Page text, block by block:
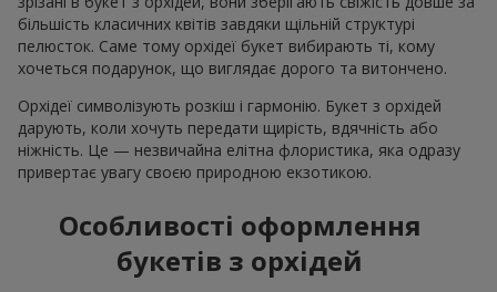
більшість класичних квітів завдяки щільній структурі
пелюсток. Саме тому орхідеї букет вибирають ті, кому
хочеться подарунок, що виглядає дорого та витончено.
Орхідеї символізують розкіш і гармонію. Букет з орхідей
дарують, коли хочуть передати щирість, вдячність або
ніжність. Це — незвичайна елітна флористика, яка одразу
привертає увагу своєю природною екзотикою.
Особливості оформлення
букетів з орхідей